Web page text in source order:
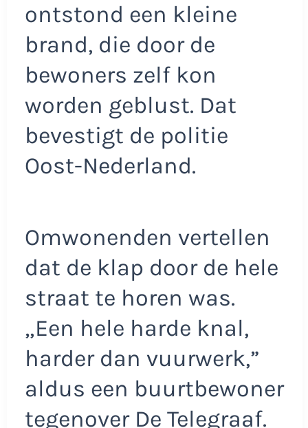
ontstond een kleine
brand, die door de
bewoners zelf kon
worden geblust. Dat
bevestigt de politie
Oost-Nederland.
Omwonenden vertellen
dat de klap door de hele
straat te horen was.
„Een hele harde knal,
harder dan vuurwerk,”
aldus een buurtbewoner
tegenover De Telegraaf.